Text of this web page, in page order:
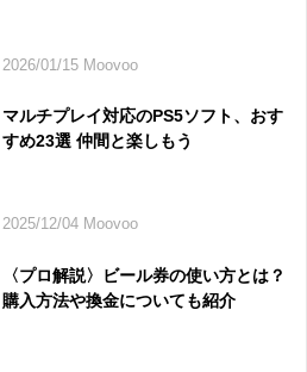
2026/01/15 Moovoo
マルチプレイ対応のPS5ソフト、おす
すめ23選 仲間と楽しもう
2025/12/04 Moovoo
〈プロ解説〉ビール券の使い方とは？
購入方法や換金についても紹介